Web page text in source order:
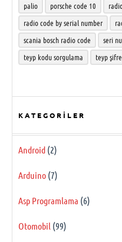
palio
porsche code 10
radio code by serial number
scania bosch radio code
seri
teyp kodu sorgulama
teyp
KATEGORILER
Android (2)
Arduino (7)
Asp Programlama (6)
Otomobil (99)